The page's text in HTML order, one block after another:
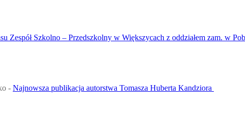
Zespół Szkolno – Przedszkolny w Większycach z oddziałem zam. w
- Najnowsza publikacja autorstwa Tomasza Huberta Kandziora